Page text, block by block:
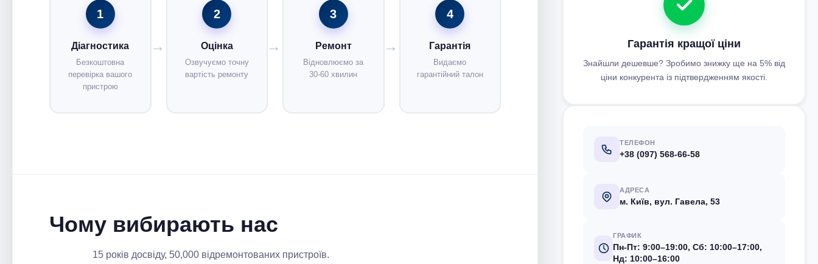
1
Діагностика
Безкоштовна
перевірка вашого
пристрою
2
Оцінка
Озвучуємо точну
вартість ремонту
3
Ремонт
Відновлюємо за
30-60 хвилин
4
Гарантія
Видаємо
гарантійний талон
Чому вибирають нас
15 років досвіду, 50,000 відремонтованих пристроїв.
Гарантія кращої ціни
Знайшли дешевше? Зробимо знижку ще на 5% від
ціни конкурента із підтвердженням якості.
ТЕЛЕФОН
+38 (097) 568-66-58
АДРЕСА
м. Київ, вул. Гавела, 53
ГРАФИК
Пн-Пт: 9:00–19:00, Сб: 10:00–17:00,
Нд: 10:00–16:00